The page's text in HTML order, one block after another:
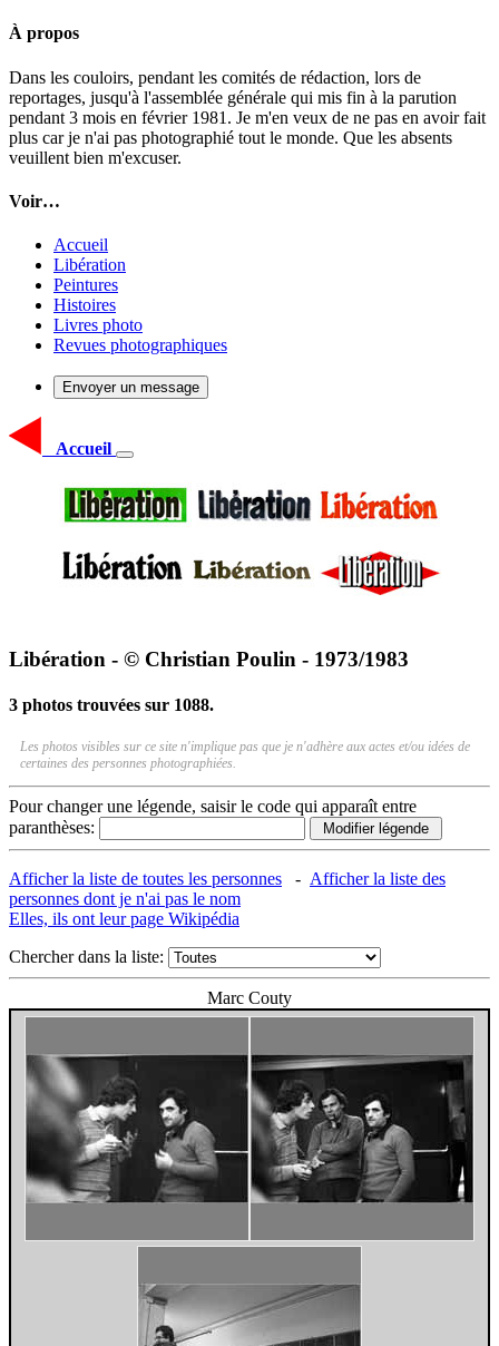
À propos
Dans les couloirs, pendant les comités de rédaction, lors de
reportages, jusqu'à l'assemblée générale qui mis fin à la parution
pendant 3 mois en février 1981. Je m'en veux de ne pas en avoir fait
plus car je n'ai pas photographié tout le monde. Que les absents
veuillent bien m'excuser.
Voir…
Accueil
Libération
Peintures
Histoires
Livres photo
Revues photographiques
Envoyer un message
Accueil
Libération - © Christian Poulin - 1973/1983
3 photos trouvées sur 1088.
Les photos visibles sur ce site n'implique pas que je n'adhère aux actes et/ou idées de
certaines des personnes photographiées.
Pour changer une légende, saisir le code qui apparaît entre
paranthèses:
Afficher la liste de toutes les personnes - Afficher la liste des
personnes dont je n'ai pas le nom
Elles, ils ont leur page Wikipédia
Chercher dans la liste:
Marc Couty